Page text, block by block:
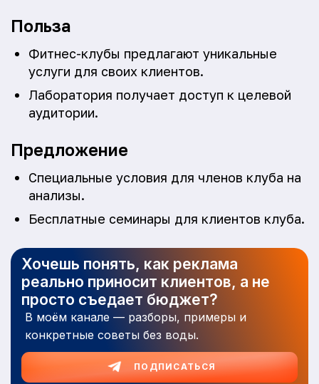
Польза
Фитнес-клубы предлагают уникальные
услуги для своих клиентов.
Лаборатория получает доступ к целевой
аудитории.
Предложение
Специальные условия для членов клуба на
анализы.
Бесплатные семинары для клиентов клуба.
Хочешь понять, как реклама
реально приносит клиентов, а не
просто съедает бюджет?
В моём канале — разборы, примеры и
конкретные советы без воды.
ПОДПИСАТЬСЯ